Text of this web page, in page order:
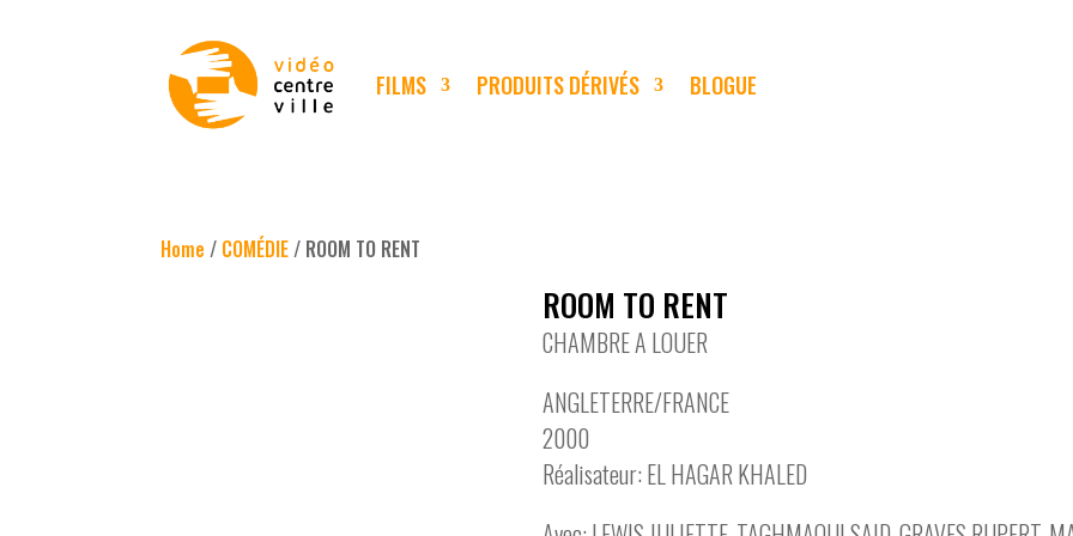
FILMS PRODUITS DÉRIVÉS BLOGUE
Home / COMÉDIE/ ROOM TO RENT
ROOM TO RENT
CHAMBRE A LOUER
ANGLETERRE/FRANCE
2000
Réalisateur: EL HAGAR KHALED